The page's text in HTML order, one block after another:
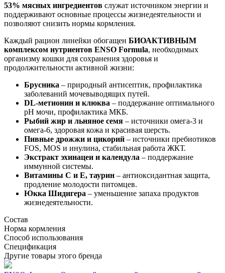
53% мясных ингредиентов служат источником энергии и
поддерживают основные процессы жизнедеятельности и
позволяют снизить нормы кормления.
Каждый рацион линейки обогащен БИОАКТИВНЫМ
комплексом нутриентов ENSO Formula, необходимых
организму кошки для сохранения здоровья и
продолжительности активной жизни:
Брусника – природный антисептик, профилактика
заболеваний мочевыводящих путей.
DL-метионин и клюква – поддержание оптимального
pH мочи, профилактика МКБ.
Рыбий жир и льняное семя – источники омега-3 и
омега-6, здоровая кожа и красивая шерсть.
Пивные дрожжи и цикорий – источники пребиотиков
FOS, MOS и инулина, стабильная работа ЖКТ.
Экстракт эхинацеи и календула – поддержание
иммунной системы.
Витамины С и Е, таурин – антиоксидантная защита,
продление молодости питомцев.
Юкка Шидигера – уменьшение запаха продуктов
жизнедеятельности.
Состав
Норма кормления
Способ использования
Спецификация
Другие товары этого бренда